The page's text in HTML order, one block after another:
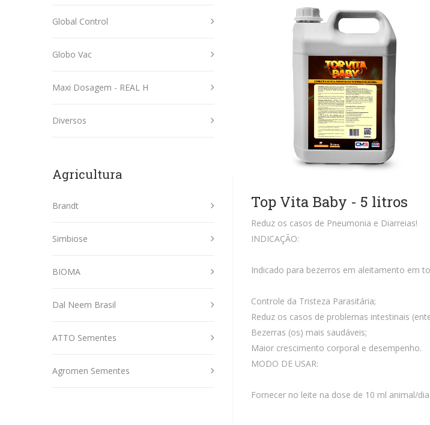
Global Control
Globo Vac
Maxi Dosagem - REAL H
Diversos
Agricultura
Brandt
Simbiose
BIOMA
Dal Neem Brasil
ATTO Sementes
Agromen Sementes
Top Vita Baby - 5 litros
Reduz os casos de Pneumonia e Diarreias!
INDICAÇÃO:
Indicado para bezerros em aleitamento em
Controle da Tristeza Parasitária;
Reduz os casos de problemas intestinais
Bezerras (os) mais saudáveis;
Maior crescimento corporal e desempenho.
MODO DE USAR:
Fornecer no leite na dose de 10 ml animal/dia.